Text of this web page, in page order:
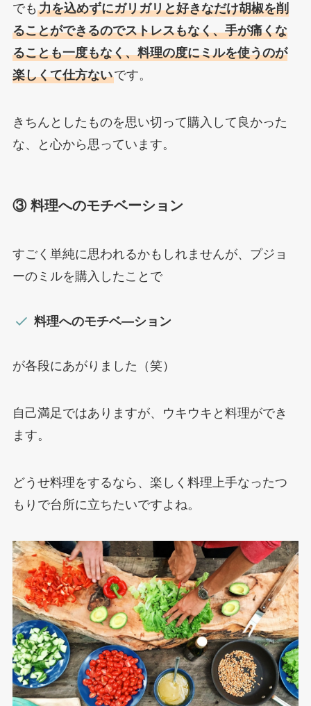
でも 力を込めずにガリガリと好きなだけ胡椒を削
ることができるのでストレスもなく、手が痛くな
ることも一度もなく、料理の度にミルを使うのが
楽しくて仕方ないです。
きちんとしたものを思い切って購入して良かった
な、と心から思っています。
③ 料理へのモチベーション
すごく単純に思われるかもしれませんが、プジョ
ーのミルを購入したことで
料理へのモチベ―ション
が各段にあがりました（笑）
自己満足ではありますが、ウキウキと料理ができ
ます。
どうせ料理をするなら、楽しく料理上手なったつ
もりで台所に立ちたいですよね。